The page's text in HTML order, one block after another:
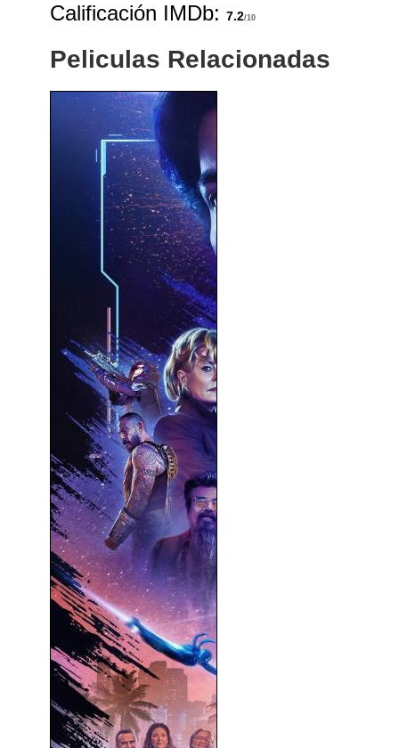
Calificación IMDb:7.2/10
Peliculas Relacionadas